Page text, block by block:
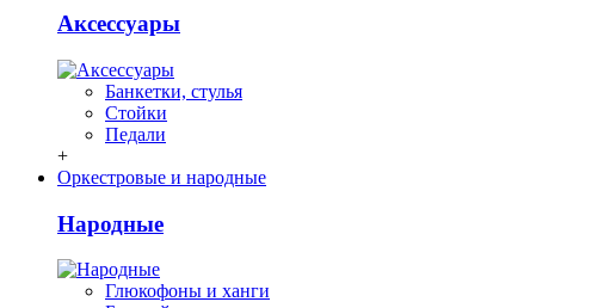
Аксессуары
Банкетки, стулья
Стойки
Педали
+
Оркестровые и народные
Народные
Глюкофоны и ханги